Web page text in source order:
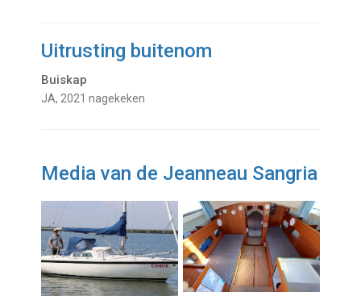
Uitrusting buitenom
Buiskap
JA, 2021 nagekeken
Media van de Jeanneau Sangria